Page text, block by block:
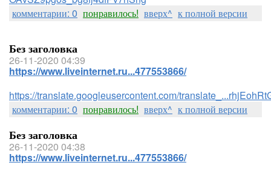
комментарии: 0 понравилось! вверх^ к полной версии
Без заголовка
26-11-2020 04:39
https://www.liveinternet.ru...477553866/
https://translate.googleusercontent.com/
комментарии: 0 понравилось! вверх^ к полной версии
Без заголовка
26-11-2020 04:38
https://www.liveinternet.ru...477553866/